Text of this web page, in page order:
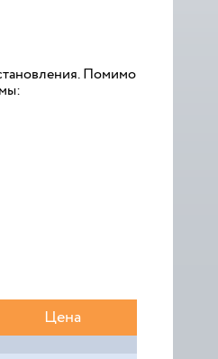
Помимо
Цена